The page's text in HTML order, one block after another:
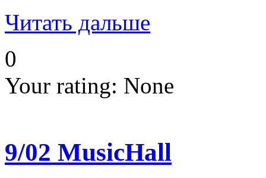
Читать дальше
0
Your rating: None
9/02 MusicHall